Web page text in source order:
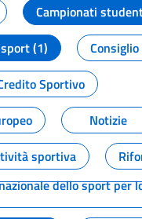
Campionati
(1)
Sportivo
Notizie
sportiva
dello sport per